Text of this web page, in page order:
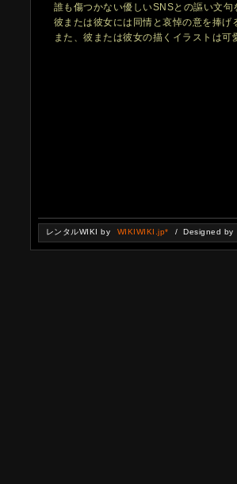
誰も傷つかない優しいSNSとの謳い文
彼または彼女には同情と哀悼の意を捧げ
また、彼または彼女の描くイラストは可
レンタルWIKI by WIKIWIKI.jp* / Designed by